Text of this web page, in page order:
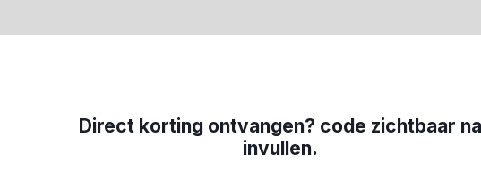
Direct korting ontvangen? code zichtbaar na
invullen.
geschikt voor vissen die een hoge pH-
en vertroebeld het water. gebruik geen